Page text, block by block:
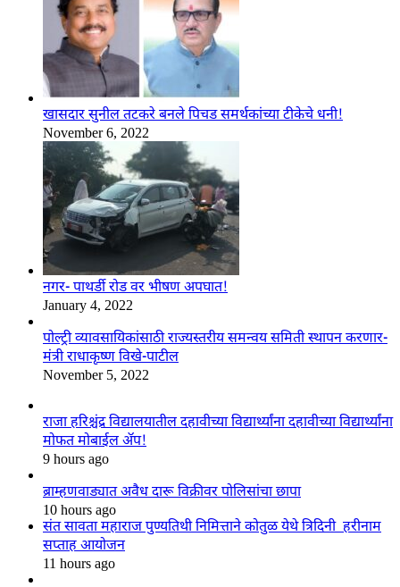
खासदार सुनील तटकरे बनले पिचड समर्थकांच्या टीकेचे धनी!
November 6, 2022
नगर- पाथर्डी रोड वर भीषण अपघात!
January 4, 2022
पोल्ट्री व्यावसायिकांसाठी राज्यस्तरीय समन्वय समिती स्थापन करणार-
मंत्री राधाकृष्ण विखे-पाटील
November 5, 2022
राजा हरिश्चंद्र विद्यालयातील दहावीच्या विद्यार्थ्यांना दहावीच्या विद्यार्थ्यांना
मोफत मोबाईल ॲप!
9 hours ago
ब्राम्हणवाड्यात अवैध दारू विक्रीवर पोलिसांचा छापा
10 hours ago
संत सावता महाराज पुण्यतिथी निमित्ताने कोतुळ येथे त्रिदिनी हरीनाम
सप्ताह आयोजन
11 hours ago